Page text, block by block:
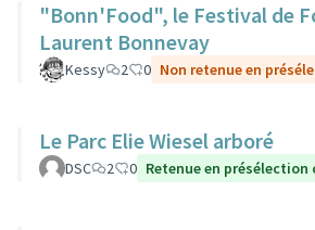
"Bonn'Food", le Festival de
Laurent Bonnevay
Kessy 2 0 Non retenue en
Le Parc Elie Wiesel arboré
DSC 2 0 Retenue en présélection